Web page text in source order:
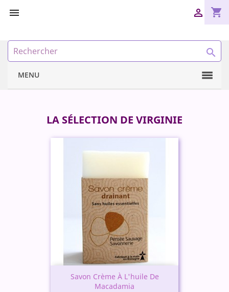
 shopping_cart


MENU
LA SÉLECTION DE VIRGINIE
Savon Crème À L'huile De
Macadamia